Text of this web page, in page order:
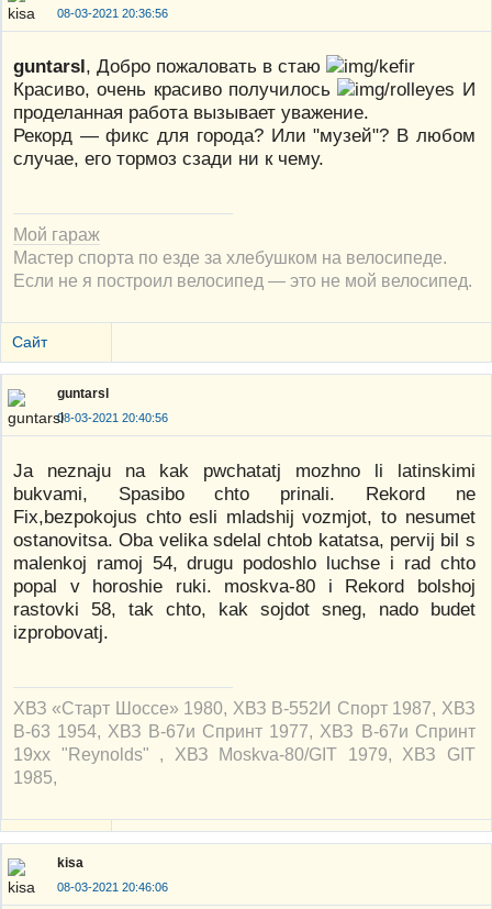
08-03-2021 20:36:56
guntarsl, Добро пожаловать в стаю
Красиво, очень красиво получилось
И
проделанная работа вызывает уважение.
Рекорд — фикс для города? Или "музей"? В любом
случае, его тормоз сзади ни к чему.
Мой гараж
Мастер спорта по езде за хлебушком на велосипеде.
Если не я построил велосипед — это не мой велосипед.
Сайт
guntarsl
08-03-2021 20:40:56
Ja neznaju na kak pwchatatj mozhno li latinskimi
bukvami, Spasibo chto prinali. Rekord ne
Fix,bezpokojus chto esli mladshij vozmjot, to nesumet
ostanovitsa. Oba velika sdelal chtob katatsa, pervij bil s
malenkoj ramoj 54, drugu podoshlo luchse i rad chto
popal v horoshie ruki. moskva-80 i Rekord bolshoj
rastovki 58, tak chto, kak sojdot sneg, nado budet
izprobovatj.
ХВЗ «Старт Шоссе» 1980, ХВЗ В-552И Спорт 1987, ХВЗ
В-63 1954, ХВЗ В-67и Спринт 1977, ХВЗ В-67и Спринт
19xx "Reynolds" , ХВЗ Moskva-80/GIT 1979, ХВЗ GIT
1985,
kisa
08-03-2021 20:46:06